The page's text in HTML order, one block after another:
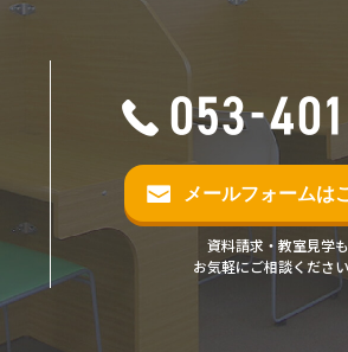
メールフォームは
資料請求・教室見学も
お気軽にご相談ください